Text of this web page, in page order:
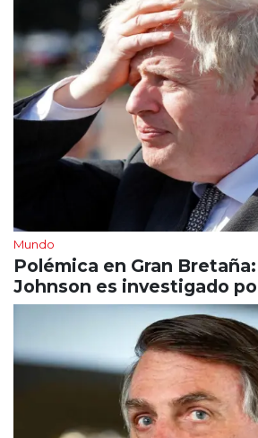
Mundo
Polémica en Gran
Johnson es investigado